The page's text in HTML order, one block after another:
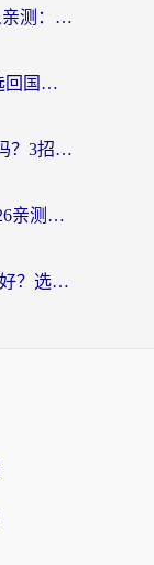
Mac翻墙回国免费？2026海外华人亲测：从CCTV5直播到国内APP，这样选加速器才靠谱
Proton VPN中国能用吗？海外党选回国加速器的避坑指南（附番茄加速器实测）
海外党必看：斧牛和Fly2CN好用吗？3招教你选对回国加速器（附免费试用攻略）
斧牛和OurPlay哪个好？海外党2026亲测：选对加速器，国内资源秒加载
海外党纠结Quickback和Kuyo哪个好？选对回国加速器才能无缝刷国内资源